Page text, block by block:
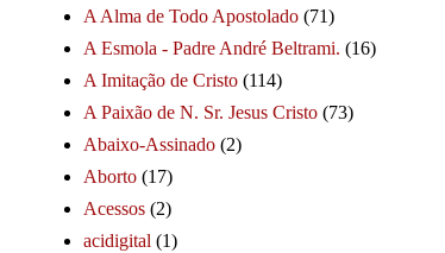
A Alma de Todo Apostolado (71)
A Esmola - Padre André Beltrami. (16)
A Imitação de Cristo (114)
A Paixão de N. Sr. Jesus Cristo (73)
Abaixo-Assinado (2)
Aborto (17)
Acessos (2)
acidigital (1)